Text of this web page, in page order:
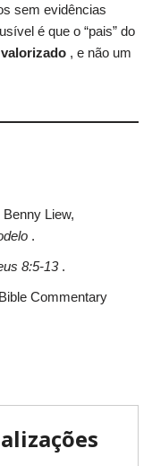
sem evidências
é que o “pais” do
, e não um
Liew,
.
8:5-13 .
Commentary